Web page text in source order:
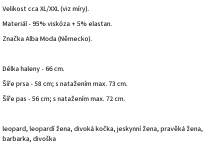
Velikost cca XL/XXL (viz míry).
Materiál - 95% viskóza + 5% elastan.
Značka Alba Moda (Německo).
Délka haleny - 66 cm.
Šíře prsa - 58 cm; s natažením max. 73 cm.
Šíře pas - 56 cm; s natažením max. 72 cm.
leopard, leopardí žena, divoká kočka, jeskynní žena, pravěká žena,
barbarka, divoška